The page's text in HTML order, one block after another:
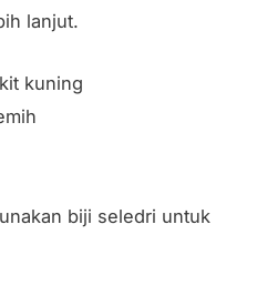
lanjut.
kuning
biji seledri untuk